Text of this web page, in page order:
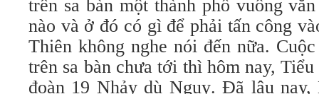
trên sa bàn một thành phố vuông
nào và ở đó có gì để phải tấn công
Thiên không nghe nói đến nữa.
trên sa bàn chưa tới thì hôm nay,
đoàn 19 Nhảy dù Nguỵ. Đã lâu